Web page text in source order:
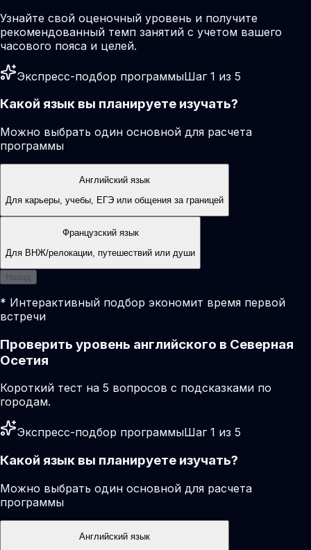
Узнайте свой оценочный уровень и получите
рекомендованный темп занятий с учетом вашего
часового пояса и целей.
Экспресс-подбор программыШаг 1 из 5
Какой язык вы планируете изучать?
Можно выбрать один основной для расчета
программы
Английский язык
Для карьеры, учебы, ЕГЭ или общения за границей
Французский язык
Для ВНЖ/релокации, путешествий или души
Назад
* Интерактивный подбор экономит время первой
встречи
Проверить уровень английского в Северная
Осетия
Короткий тест на 5 вопросов с подсказками по
городам.
Экспресс-подбор программыШаг 1 из 5
Какой язык вы планируете изучать?
Можно выбрать один основной для расчета
программы
Английский язык